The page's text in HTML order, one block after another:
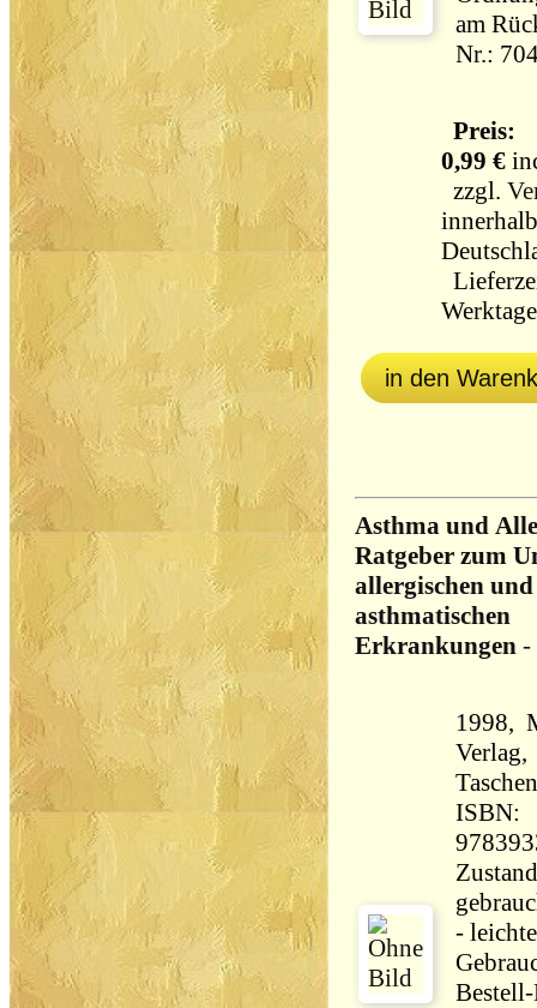
am
Nr.:
Preis:
0,99 €
zzgl.
innerhalb
in den
Asthma und
Ratgeber zum
allergischen und
asthmatischen
Erkrankungen -
1998,
Verlag,
ISBN:
- leichte